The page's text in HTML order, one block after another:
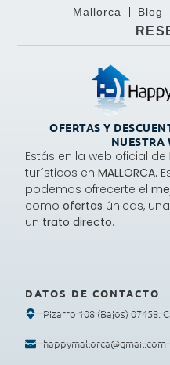
Mallorca
Blog
OFERTAS Y
NUESTRA
Estás en la web oficial de
turísticos enMALLORCA.
podemos ofrecerte el
comoofertas únicas,
un trato directo.
DATOS DE CONTACTO
Pizarro 108 (Bajos) 07458.
happymallorca@gmail.com